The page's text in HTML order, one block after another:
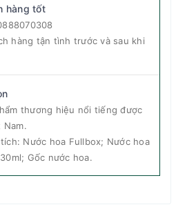
Tam Dao chính hãng
một khu rừng núi sâu thẳm
cây xanh bằng mùi hương
đầy nội tâm của mình.
hàng tốt
hàng tận tình trước và sau khi
thương hiệu nổi tiếng được
Nước hoa Fullbox; Nước hoa
Gốc nước hoa.